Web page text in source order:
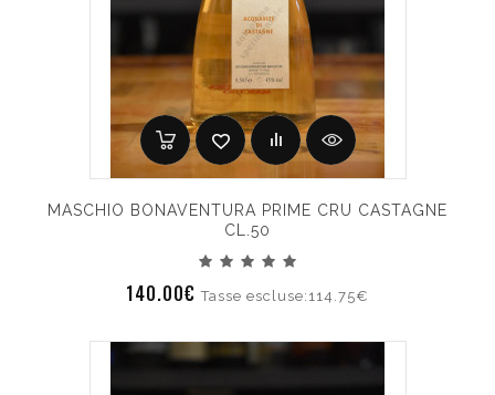
MASCHIO BONAVENTURA PRIME CRU CASTAGNE
CL.50
140.00€Tasse escluse:114.75€